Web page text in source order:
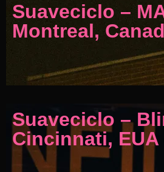
Suaveciclo –
Montreal,
Suaveciclo –
Cincinnati, EUA